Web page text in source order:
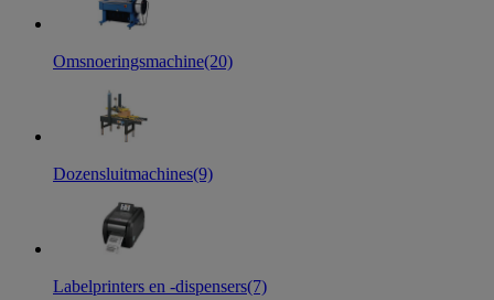
Omsnoeringsmachine(20)
Dozensluitmachines(9)
Labelprinters en -dispensers(7)